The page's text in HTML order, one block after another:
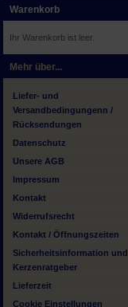
Warenkorb
Ihr Warenkorb ist leer.
Mehr über...
Liefer- und
Versandbedingungenn /
Rücksendungen
Datenschutz
Unsere AGB
Impressum
Kontakt
Widerrufsrecht
Kontakt / Öffnungszeiten
Sicherheitsinformation und
Kerzenratgeber
Lieferzeit
Cookie Einstellungen